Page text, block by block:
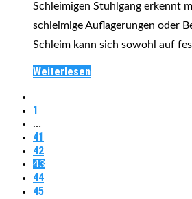
Schleimigen Stuhlgang erkennt
schleimige Auflagerungen oder
Schleim kann sich sowohl auf
Weiterlesen
1
…
41
42
43
44
45